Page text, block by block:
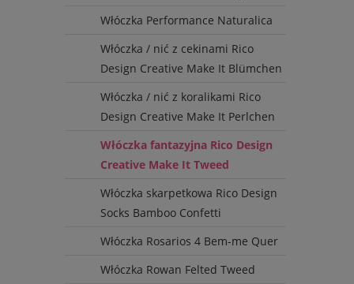
Włóczka Performance Naturalica
Włóczka / nić z cekinami Rico
Design Creative Make It Blümchen
Włóczka / nić z koralikami Rico
Design Creative Make It Perlchen
Włóczka fantazyjna Rico Design
Creative Make It Tweed
Włóczka skarpetkowa Rico Design
Socks Bamboo Confetti
Włóczka Rosarios 4 Bem-me Quer
Włóczka Rowan Felted Tweed